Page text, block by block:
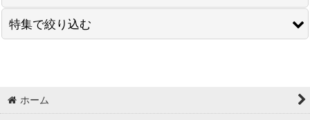
サンプルカテゴリ
特集で絞り込む
ホーム